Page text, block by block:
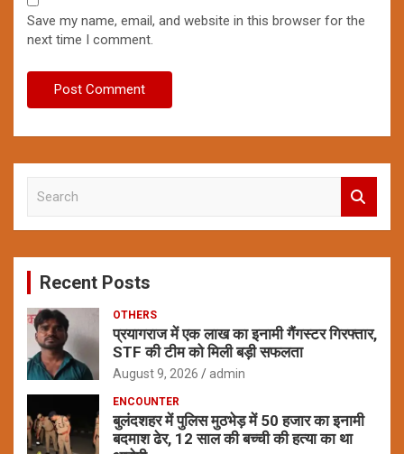
Save my name, email, and website in this browser for the
next time I comment.
c
Recent Posts
OTHERS
प्रयागराज में एक लाख का इनामी गैंगस्टर गिरफ्तार,
STF की टीम को मिली बड़ी सफलता
August 9, 2026 admin
ENCOUNTER
बुलंदशहर में पुलिस मुठभेड़ में 50 हजार का इनामी
बदमाश ढेर, 12 साल की बच्ची की हत्या का था